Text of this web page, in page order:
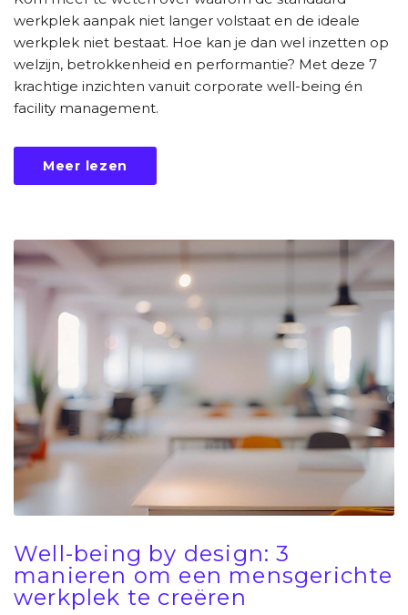
werkplek aanpak niet langer volstaat en de ideale
werkplek niet bestaat. Hoe kan je dan wel inzetten op
welzijn, betrokkenheid en performantie? Met deze 7
krachtige inzichten vanuit corporate well-being én
facility management.
Meer lezen
Well-being by design: 3
manieren om een mensgerichte
werkplek te creëren